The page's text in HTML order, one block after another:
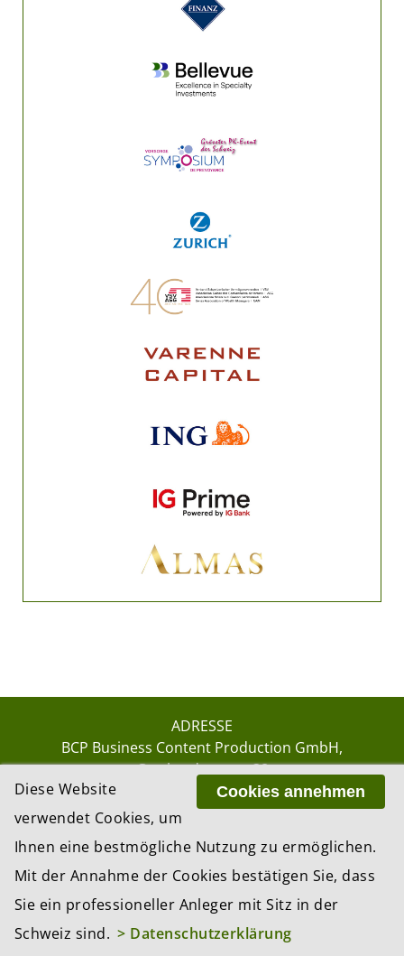
ADRESSE
BCP Business Content Production GmbH
Gotthardstrasse 38
8002 Zürich
© 2026 by BCP Business Content Production
GmbH, Zürich – Switzerland
Website by update AG, Zurich
Cookies annehmen
Diese Website
verwendet Cookies, um
Ihnen eine bestmögliche Nutzung zu ermöglichen.
Mit der Annahme der Cookies bestätigen Sie, dass
Sie ein professioneller Anleger mit Sitz in der
Schweiz sind. > Datenschutzerklärung